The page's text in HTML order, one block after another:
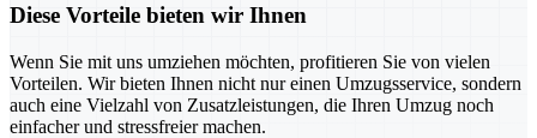
Diese Vorteile bieten wir Ihnen
Wenn Sie mit uns umziehen möchten, profitieren Sie von vielen
Vorteilen. Wir bieten Ihnen nicht nur einen Umzugsservice, sondern
auch eine Vielzahl von Zusatzleistungen, die Ihren Umzug noch
einfacher und stressfreier machen.